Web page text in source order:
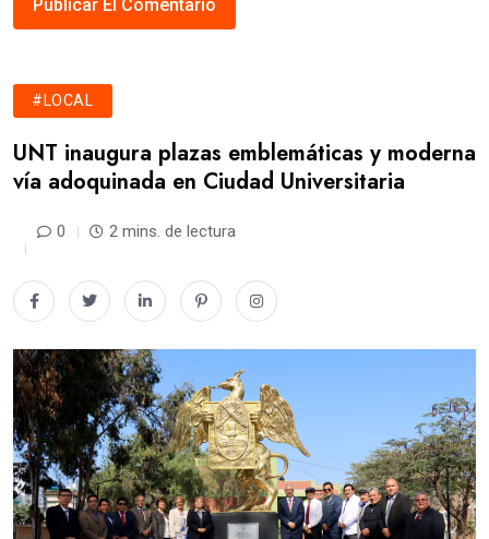
#LOCAL
UNT inaugura plazas emblemáticas y moderna
vía adoquinada en Ciudad Universitaria
0 2 mins. de lectura